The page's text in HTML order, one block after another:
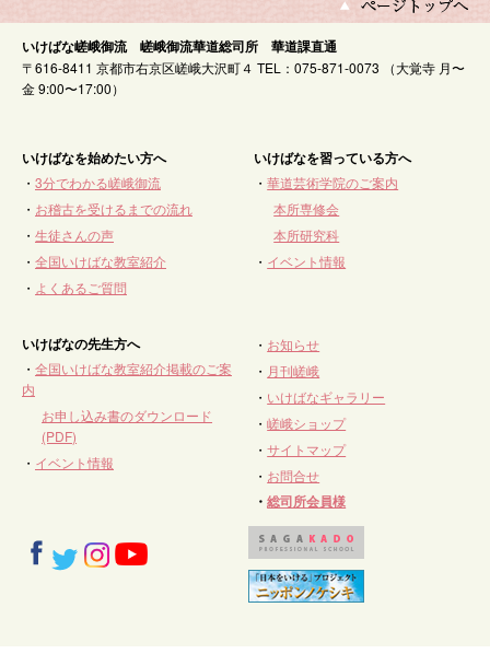
いけばな嵯峨御流 嵯峨御流華道総司所 華道課直通
〒616-8411 京都市右京区嵯峨大沢町４ TEL：075-871-0073 （大覚寺 月〜
金 9:00〜17:00）
いけばなを始めたい方へ
・ 3分でわかる嵯峨御流
・ お稽古を受けるまでの流れ
・ 生徒さんの声
・ 全国いけばな教室紹介
・ よくあるご質問
いけばなを習っている方へ
・華道芸術学院のご案内
本所専修会
本所研究科
・ イベント情報
いけばなの先生方へ
・ 全国いけばな教室紹介掲載のご案
内
お申し込み書のダウンロード
(PDF)
・ イベント情報
・ お知らせ
・ 月刊嵯峨
・ いけばなギャラリー
・嵯峨ショップ
・サイトマップ
・ お問合せ
・総司所会員様